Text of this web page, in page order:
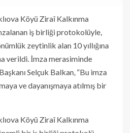
Köyü Ziraî Kalkınma
iş birliği protokolüyle,
zeytinlik alan 10 yıllığına
verildi. İmza merasiminde
Selçuk Balkan, “Bu imza
ve dayanışmaya atılmış bir
Köyü Ziraî Kalkınma